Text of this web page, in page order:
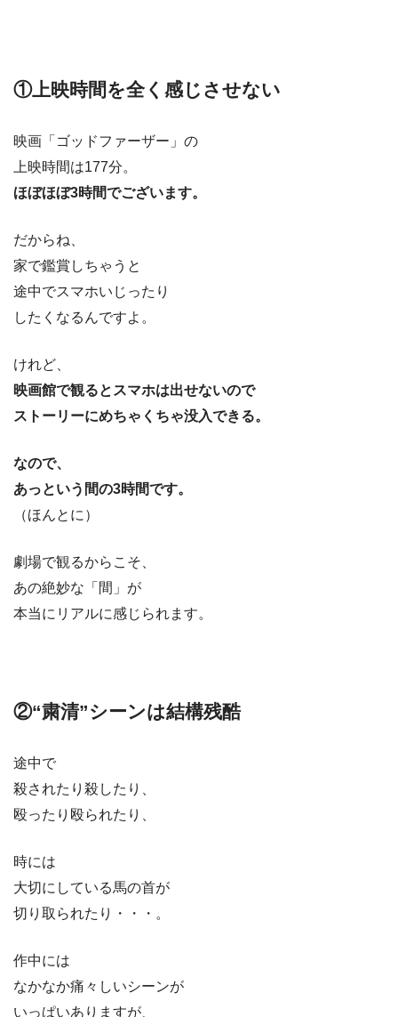
①上映時間を全く感じさせない
映画「ゴッドファーザー」の
上映時間は177分。
ほぼほぼ3時間でございます。
だからね、
家で鑑賞しちゃうと
途中でスマホいじったり
したくなるんですよ。
けれど、
映画館で観るとスマホは出せないので
ストーリーにめちゃくちゃ没入できる。
なので、
あっという間の3時間です。
（ほんとに）
劇場で観るからこそ、
あの絶妙な「間」が
本当にリアルに感じられます。
②“粛清”シーンは結構残酷
途中で
殺されたり殺したり、
殴ったり殴られたり、
時には
大切にしている馬の首が
切り取られたり・・・。
作中には
なかなか痛々しいシーンが
いっぱいありますが、